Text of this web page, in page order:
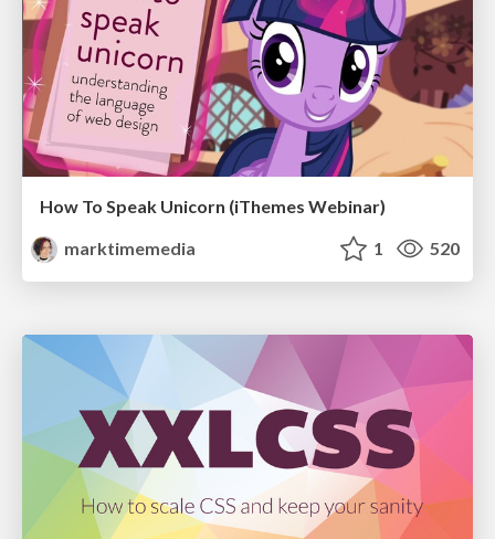
How To Speak Unicorn (iThemes Webinar)
marktimemedia
1 520